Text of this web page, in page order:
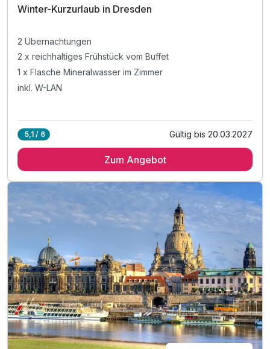
Zusatznächte
Für 2 Tage p.P. ab39,67 €
Einzelzimmer
1 Erwachsenen
Winter-Kurzurlaub in Dresden
2 Übernachtungen
2 x reichhaltiges Frühstück vom Buffet
1 x Flasche Mineralwasser im Zimmer
inkl. W-LAN
5,1 / 6 Gültig bis 20.03.2027
Zum Angebot